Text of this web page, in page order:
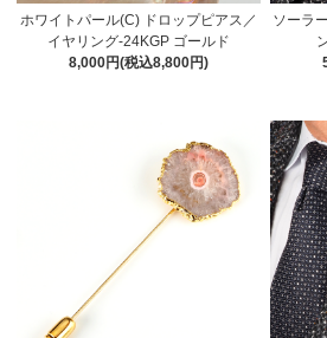
ホワイトパール(C) ドロップピアス／
イヤリング-24KGP ゴールド
8,000円(税込8,800円)
ソーラ